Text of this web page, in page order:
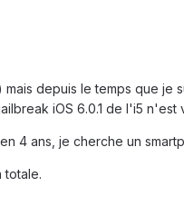
depuis le temps que je
iOS 6.0.1 de l'i5
4 ans, je cherche un
totale.